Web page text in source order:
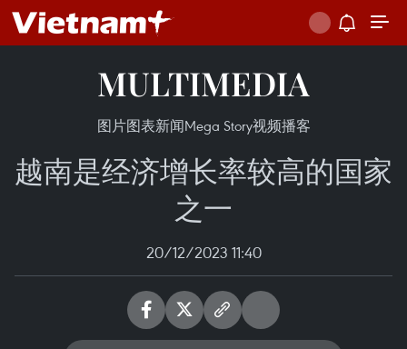
MULTIMEDIA
图片图表新闻Mega Story视频播客
越南是经济增长率较高的国家
之一
20/12/2023 11:40